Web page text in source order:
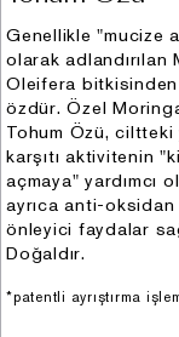
Genellikle "mucize
olarak adlandırılan
Oleifera
özdür. Özel
Tohum Özü, ciltteki
karşıtı aktivitenin
açmaya" yardımcı
ayrıca anti-
önleyici faydalar
Doğaldır.
*patentli ayrıştırma
sebep:
yerine
korunması, ilgili
xvi. Ürün
kapsamında
ve saç derisi
yazılması
(Hukuki sebep:
xvii. Reklam
gönderimlerinin